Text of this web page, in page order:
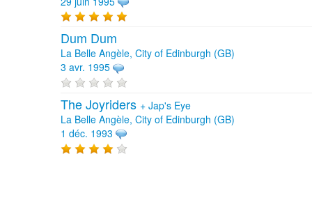
Dum Dum
La Belle Angèle, City of Edinburgh (GB)
3 avr. 1995
The Joyriders + Jap's Eye
La Belle Angèle, City of Edinburgh (GB)
1 déc. 1993